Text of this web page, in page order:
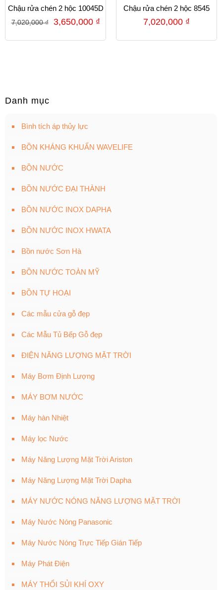
Chậu rửa chén 2 hộc 10045D
7,020,000₫ 3,650,000 ₫
Chậu rửa chén 2 hộc 8545
7,020,000 ₫
Danh mục
Bình tích áp thủy lực
BỒN KHÁNG KHUẨN WAVELIFE
BỒN NƯỚC
BỒN NƯỚC ĐẠI THÀNH
BỒN NƯỚC INOX DAPHA
BỒN NƯỚC INOX HWATA
Bồn nước Sơn Hà
BỒN NƯỚC TOÀN MỸ
BỒN TỰ HOẠI
Các mẫu cửa gỗ đẹp
Các Mẫu Tủ Bếp Gỗ đẹp
ĐIỆN NĂNG LƯỢNG MẶT TRỜI
Máy Bơm Định Lượng
MÁY BƠM NƯỚC
Máy hàn Nhiệt
Máy lọc Nước
Máy Năng Lượng Mặt Trời Ariston
Máy Năng Lượng Mặt Trời Dapha
MÁY NƯỚC NÓNG NĂNG LƯỢNG MẶT TRỜI
Máy Nước Nóng Panasonic
Máy Nước Nóng Trực Tiếp Gián Tiếp
Máy Phát Điện
MÁY THỔI SỦI KHÍ OXY